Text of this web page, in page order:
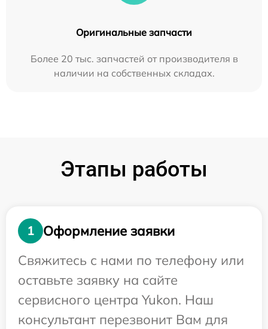
Оригинальные запчасти
Более 20 тыс. запчастей от производителя в
наличии на собственных складах.
Этапы работы
1
Оформление заявки
Свяжитесь с нами по телефону или
оставьте заявку на сайте
сервисного центра Yukon. Наш
консультант перезвонит Вам для